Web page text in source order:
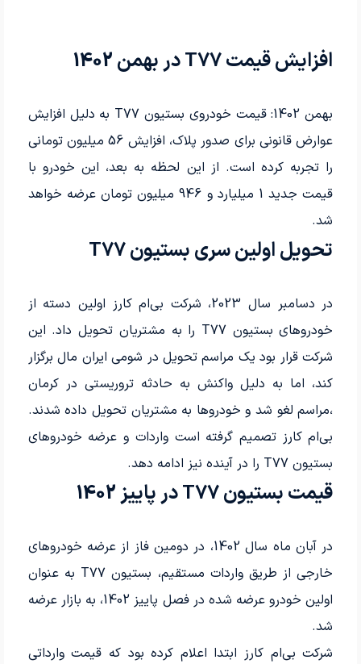
افزایش قیمت T77 در بهمن 1402
بهمن 1402: قیمت خودروی بستیون T77 به دلیل افزایش
عوارض قانونی برای صدور پلاک، افزایش 56 میلیون تومانی
را تجربه کرده است. از این لحظه به بعد، این خودرو با
قیمت جدید 1 میلیارد و 946 میلیون تومان عرضه خواهد
شد.
تحویل اولین سری بستیون T77
در دسامبر سال 2023، شرکت بی‌ام کارز اولین دسته از
خودروهای بستیون T77 را به مشتریان تحویل داد. این
شرکت قرار بود یک مراسم تحویل در شومی ایران مال برگزار
کند، اما به دلیل واکنش به حادثه تروریستی در کرمان
،مراسم لغو شد و خودروها به مشتریان تحویل داده شدند.
بی‌ام کارز تصمیم گرفته است واردات و عرضه خودروهای
بستیون T77 را در آینده نیز ادامه دهد.
قیمت بستیون T77 در پاییز 1402
در آبان ماه سال 1402، در دومین فاز از عرضه خودروهای
خارجی از طریق واردات مستقیم، بستیون T77 به عنوان
اولین خودرو عرضه شده در فصل پاییز 1402، به بازار عرضه
شد.
شرکت بی‌ام‌ کارز ابتدا اعلام کرده بود که قیمت وارداتی